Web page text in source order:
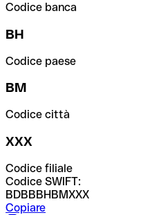
Codice banca
BH
Codice paese
BM
Codice città
XXX
Codice filiale
Codice SWIFT:
BDBBBHBMXXX
Copiare